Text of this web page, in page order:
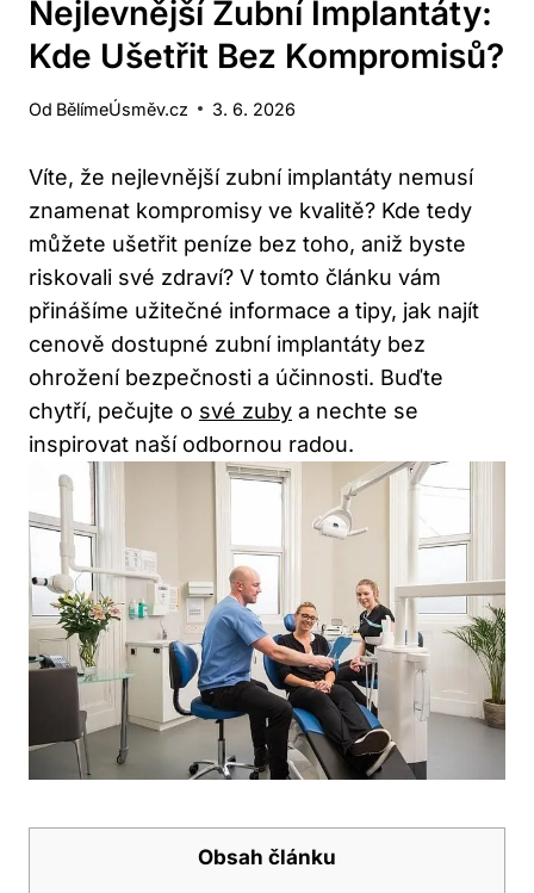
Nejlevnější Zubní Implantáty:
Kde Ušetřit Bez Kompromisů?
Od BělímeÚsměv.cz 3. 6. 2026
Víte, že nejlevnější zubní implantáty nemusí
znamenat kompromisy ve kvalitě? Kde tedy
můžete ušetřit peníze bez toho, aniž byste
riskovali své zdraví? V tomto článku vám
přinášíme užitečné informace a tipy, jak najít
cenově dostupné zubní implantáty bez
ohrožení bezpečnosti a účinnosti. Buďte
chytří, pečujte o své zuby a nechte se
inspirovat naší odbornou radou.
Obsah článku